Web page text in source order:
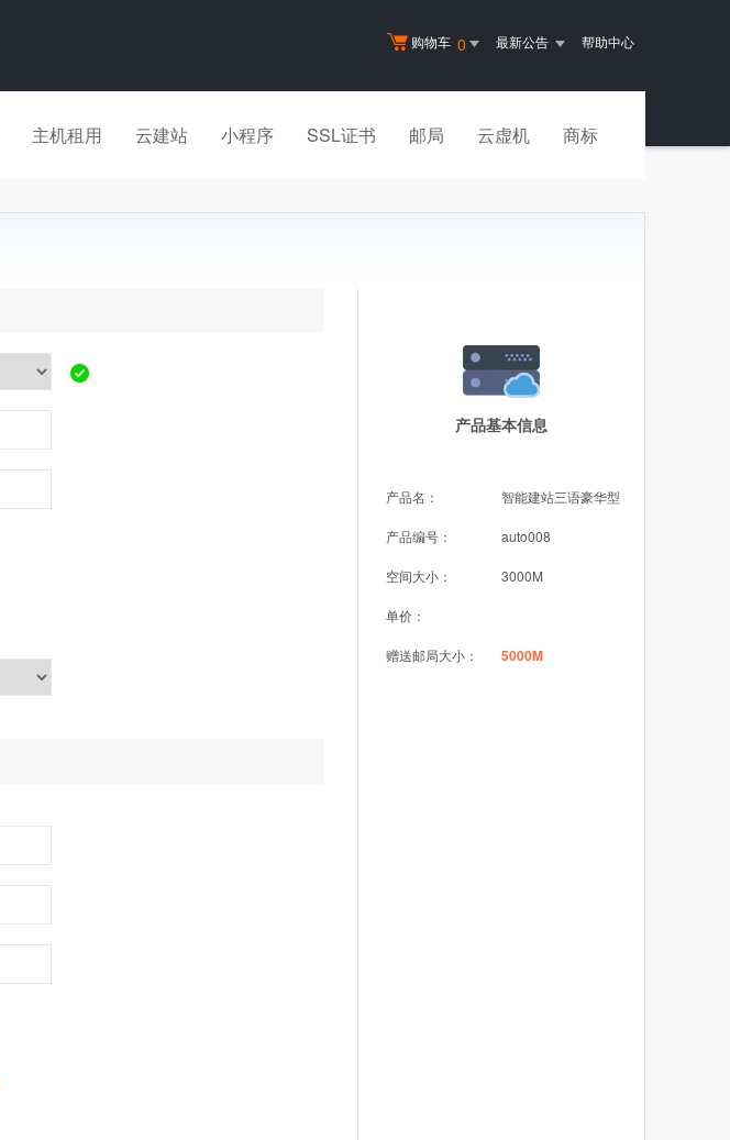
购物车 0 最新公告 帮助中心
主机租用 云建站 小程序 SSL证书 邮局 云虚机 商标
产品基本信息
产品名： 智能建站三语豪华型
产品编号： auto008
空间大小： 3000M
单价：
赠送邮局大小： 5000M